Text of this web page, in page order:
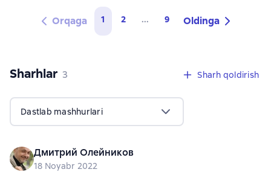
Orqaga 1 2 ... 9 Oldinga
Sharhlar 3 sharhlar
3 Sharh qoldirish
Dastlab mashhurlari
Дмитрий Олейников
18 Noyabr 2022